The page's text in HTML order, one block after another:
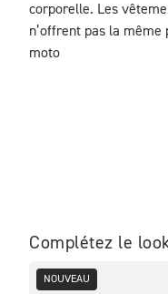
corporelle. Les
n’offrent pas la
moto
Complétez le
NOUVEAU